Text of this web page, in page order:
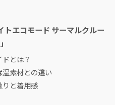
トエコモード サーマルクルー
とは？
素材との違い
りと着用感